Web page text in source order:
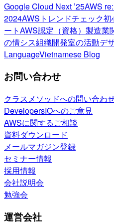
Google Cloud Next ’25AWS
2024AWSトレンドチェック初
ートAWS認定（資格） 製造業
の情シス組織開発室の活動デ
LanguageVietnamese Blog
お問い合わせ
クラスメソッドへの問い合わ
DevelopersIOへのご意見
AWSに関するご相談
資料ダウンロード
メールマガジン登録
セミナー情報
採用情報
会社説明会
勉強会
運営会社